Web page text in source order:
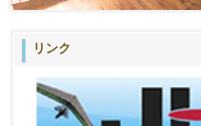
リンク